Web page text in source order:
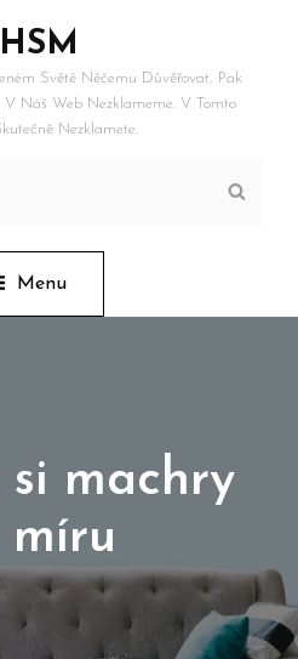
Světě Něčemu Důvěřovat, Pak
Náš Web Nezklameme. V Tomto
Nezklamete.
Menu
si machry
míru
Posted
On
23.
9.